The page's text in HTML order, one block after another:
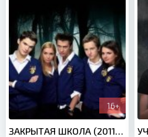
16+
ЗАКРЫТАЯ ШКОЛА (2011-2012)